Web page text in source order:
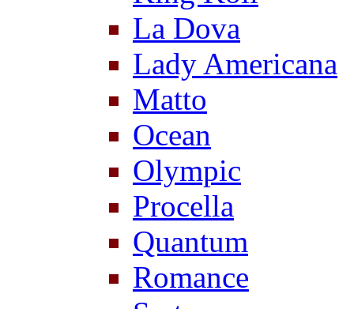
La Dova
Lady Americana
Matto
Ocean
Olympic
Procella
Quantum
Romance